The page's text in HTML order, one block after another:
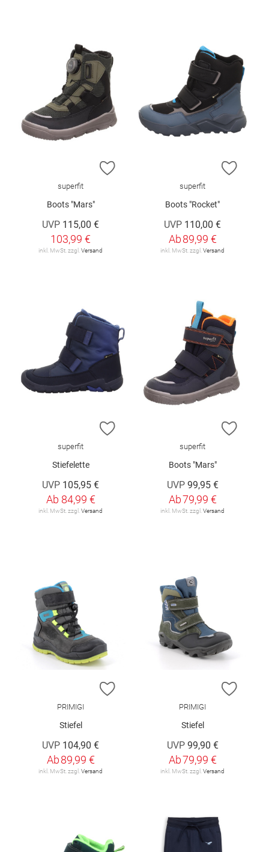
ZUR WUNSCHLISTE HINZUFÜGEN
superfit
Boots "Mars"
UVP 115,00 €
103,99 €
inkl. MwSt. zzgl.Versand
ZUR
superfit
Boots "Rocket"
UVP 110,00 €
Ab89,99 €
inkl. MwSt. zzgl.Versand
ZUR WUNSCHLISTE HINZUFÜGEN
superfit
Stiefelette
UVP 105,95 €
Ab 84,99 €
inkl. MwSt. zzgl. Versand
ZUR
superfit
Boots "Mars"
UVP 99,95 €
Ab79,99 €
inkl. MwSt. zzgl. Versand
ZUR WUNSCHLISTE HINZUFÜGEN
PRIMIGI
Stiefel
UVP 104,90 €
Ab89,99 €
inkl. MwSt. zzgl. Versand
ZUR
PRIMIGI
Stiefel
UVP 99,90 €
Ab79,99 €
inkl. MwSt. zzgl. Versand